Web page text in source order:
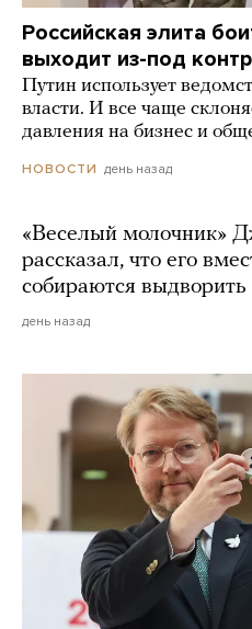
Российская элита
выходит из-под
Путин использует
власти. И все чаще
давления на бизнес и
НОВОСТИ день назад
«Веселый молочник»
рассказал, что его
собираются выдворить
день назад